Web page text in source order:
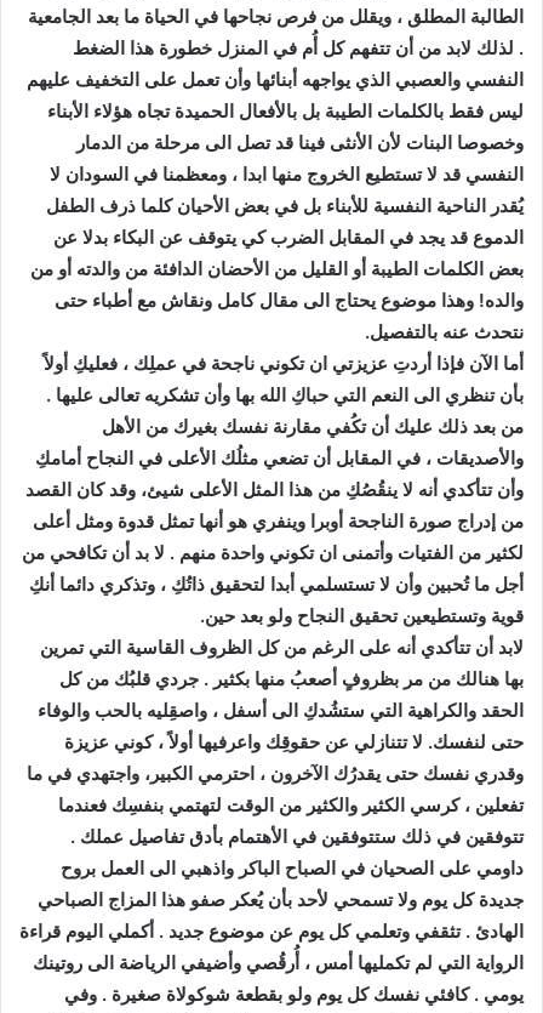
الطالبة المطلق ، ويقلل من فرص نجاحها في الحياة ما بعد الجامعية
. لذلك لابد من أن تتفهم كل أُم في المنزل خطورة هذا الضغط
النفسي والعصبي الذي يواجهه أبنائها وأن تعمل على التخفيف عليهم
ليس فقط بالكلمات الطيبة بل بالأفعال الحميدة تجاه هؤلاء الأبناء
وخصوصا البنات لأن الأنثى فينا قد تصل الى مرحلة من الدمار
النفسي قد لا تستطيع الخروج منها ابدا ، ومعظمنا في السودان لا
يُقدر الناحية النفسية للأبناء بل في بعض الأحيان كلما ذرف الطفل
الدموع قد يجد في المقابل الضرب كي يتوقف عن البكاء بدلا عن
بعض الكلمات الطيبة أو القليل من الأحضان الدافئة من والدته أو من
والده! وهذا موضوع يحتاج الى مقال كامل ونقاش مع أطباء حتى
نتحدث عنه بالتفصيل.
أما الآن فإذا أردتِ عزيزتي ان تكوني ناجحة في عملِك ، فعليكِ أولاً
بأن تنظري الى النعم التي حباكِ الله بها وأن تشكريه تعالى عليها .
من بعد ذلك عليك أن تكُفي مقارنة نفسك بغيرك من الأهل
والأصديقات ، في المقابل أن تضعي مثلُك الأعلى في النجاح أمامكِ
وأن تتأكدي أنه لا ينقُصُكِ من هذا المثل الأعلى شيئ، وقد كان القصد
من إدراج صورة الناجحة أوبرا وينفري هو أنها تمثل قدوة ومثل أعلى
لكثير من الفتيات وأتمنى ان تكوني واحدة منهم . لا بد أن تكافحي من
أجل ما تُحبين وأن لا تستسلمي أبدا لتحقيق ذاتُكِ ، وتذكري دائما أنكِ
قوية وتستطيعين تحقيق النجاح ولو بعد حين.
لابد أن تتأكدي أنه على الرغم من كل الظروف القاسية التي تمرين
بها هنالك من مر بظروفٍ أصعبُ منها بكثير . جردي قلبُك من كل
الحقد والكراهية التي ستشُدكِ الى أسفل ، واصقِليه بالحب والوفاء
حتى لنفسك. لا تتنازلي عن حقوقِك واعرفيها أولاً ، كوني عزيزة
وقدري نفسك حتى يقدرُك الآخرون ، احترمي الكبير، واجتهدي في ما
تفعلين ، كرسي الكثير والكثير من الوقت لتهتمي بنفسِك فعندما
تتوفقين في ذلك ستتوفقين في الأهتمام بأدق تفاصيل عملك .
داومي على الصحيان في الصباح الباكر واذهبي الى العمل بروح
جديدة كل يوم ولا تسمحي لأحد بأن يُعكر صفو هذا المزاج الصباحي
الهادئ . تثقفي وتعلمي كل يوم عن موضوع جديد . أكملي اليوم قراءة
الرواية التي لم تكمليها أمس ، أُرقُصي وأضيفي الرياضة الى روتينك
يومي . كافئي نفسك كل يوم ولو بقطعة شوكولاة صغيرة . وفي